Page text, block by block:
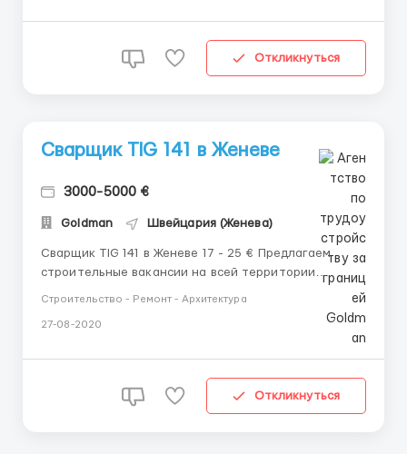
Откликнуться
Сварщик TIG 141 в Женеве
3000-5000 €
Goldman Швейцария (Женева)
Сварщик TIG 141 в Женеве 17 - 25 € Предлагаем
строительные вакансии на всей территории
дней в неделю. Рабочий контракт на 12 месяцев с
возможностью продления. Обязанности: – сварка
Строительство - Ремонт - Архитектура
27-08-2020
Откликнуться